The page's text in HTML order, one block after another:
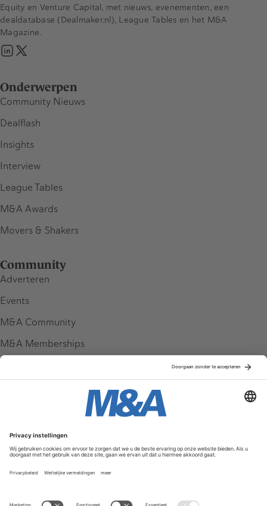
Onderwerpen
Community Nieuws
Dealflash
Insights
Interview
League Tables
M&A Awards
Movers & Shakers
Community
Adverteren
Events
M&A Community
M&A Memberships
Service & Contact
Contact
FAQ
Werken bij ons
Equity en Venture Capital, met nieuws, evenementen, een
dealdatabase (Dealmaker.nl), League Tables en het M&A
Magazine.